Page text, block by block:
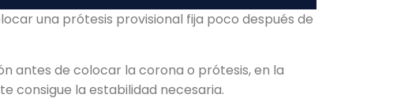
una prótesis provisional fija poco después de
antes de colocar la corona o prótesis, en la
consigue la estabilidad necesaria.